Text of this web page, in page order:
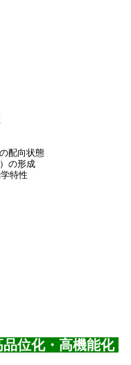
向状態
形成
特性
位化・高機能化